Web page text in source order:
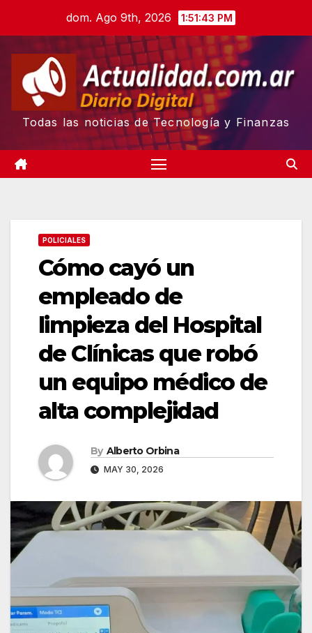
content
dom. Ago 9th, 2026 1:51:44 PM
Todas las noticias de Tecnología y Finanzas
POLICIALES
Cómo cayó un
empleado de
limpieza del Hospital
de Clínicas que robó
un equipo médico de
alta complejidad
By Alberto Orbina
MAY 30, 2026